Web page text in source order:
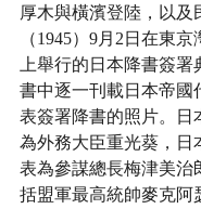
厚木與橫濱登陸，以及
（1945）9月2日在東
上舉行的日本降書簽署
書中逐一刊載日本帝國
表簽署降書的照片。日
為外務大臣重光葵，日
表為參謀總長梅津美治
括盟軍最高統帥麥克阿